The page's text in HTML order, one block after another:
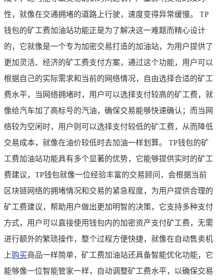
性，就像在交通拥堵的道路上行驶，速度变得异常缓慢。 TP
钱包的矿工费加油站功能正是为了解决这一难题而精心设计
的，它就像是一个专为加密交易打造的加油站，为用户提供了
更加灵活、经济的矿工费支付方案，通过这个功能，用户可以
根据自己的实际需求和当前的网络情况，自由选择合适的矿工
费水平，当网络拥堵时，用户可以选择支付较高的矿工费，就
像给汽车加了高标号的汽油，确保交易能够快速确认；而当网
络较为空闲时，用户则可以选择支付较低的矿工费，从而降低
交易成本，就像在油价较低时去加油一样划算。 TP钱包的矿
工费加油站功能具有多个显著的优势，它能够提供实时的矿工
费建议，TP钱包就像一位经验丰富的交易顾问，会根据当前
区块链网络的拥堵情况和交易的紧急程度，为用户提供合理的
矿工费建议，帮助用户做出更加明智的决策，它支持多种支付
方式，用户可以直接使用钱包内的加密资产支付矿工费，无需
进行额外的繁琐操作，整个过程方便快捷，就像在自动售卖机
上购买商品一样简单，矿工费加油站还具备智能优化功能，它
能够像一位智能管家一样，自动调整矿工费水平，以确保交易